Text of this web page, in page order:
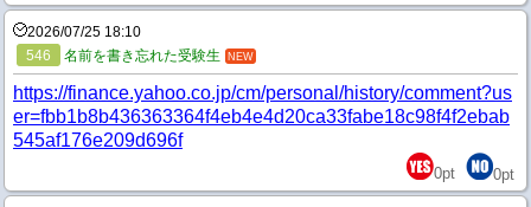
2026/07/25 18:10
546
名前を書き忘れた受験生 NEW
https://finance.yahoo.co.jp/cm/personal/history/comment?us
er=fbb1b8b436363364f4eb4e4d20ca33fabe18c98f4f2ebab
545af176e209d696f
0pt 0pt